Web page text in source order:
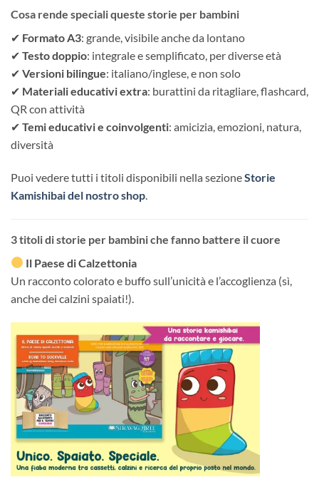
Cosa rende speciali queste storie per bambini
✔ Formato A3: grande, visibile anche da lontano
✔ Testo doppio: integrale e semplificato, per diverse età
✔ Versioni bilingue: italiano/inglese, e non solo
✔ Materiali educativi extra: burattini da ritagliare, flashcard,
QR con attività
✔ Temi educativi e coinvolgenti: amicizia, emozioni, natura,
diversità
Puoi vedere tutti i titoli disponibili nella sezioneStorie
Kamishibai del nostro shop.
3 titoli di storie per bambini che fanno battere il cuore
Il Paese di Calzettonia
Un racconto colorato e buffo sull’unicità e l’accoglienza (sì,
anche dei calzini spaiati!).